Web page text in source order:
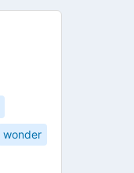
wonder